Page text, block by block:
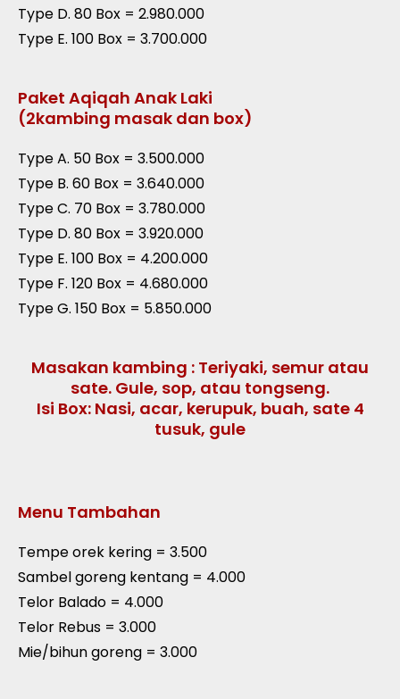
Type D. 80 Box = 2.980.000
Type E. 100 Box = 3.700.000
Paket Aqiqah Anak Laki
(2kambing masak dan box)
Type A. 50 Box = 3.500.000
Type B. 60 Box = 3.640.000
Type C. 70 Box = 3.780.000
Type D. 80 Box = 3.920.000
Type E. 100 Box = 4.200.000
Type F. 120 Box = 4.680.000
Type G. 150 Box = 5.850.000
Masakan kambing : Teriyaki, semur atau
sate. Gule, sop, atau tongseng.
Isi Box: Nasi, acar, kerupuk, buah, sate 4
tusuk, gule
Menu Tambahan
Tempe orek kering = 3.500
Sambel goreng kentang = 4.000
Telor Balado = 4.000
Telor Rebus = 3.000
Mie/bihun goreng = 3.000